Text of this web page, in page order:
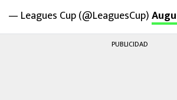
— Leagues Cup (@LeaguesCup)
PUBLICIDAD